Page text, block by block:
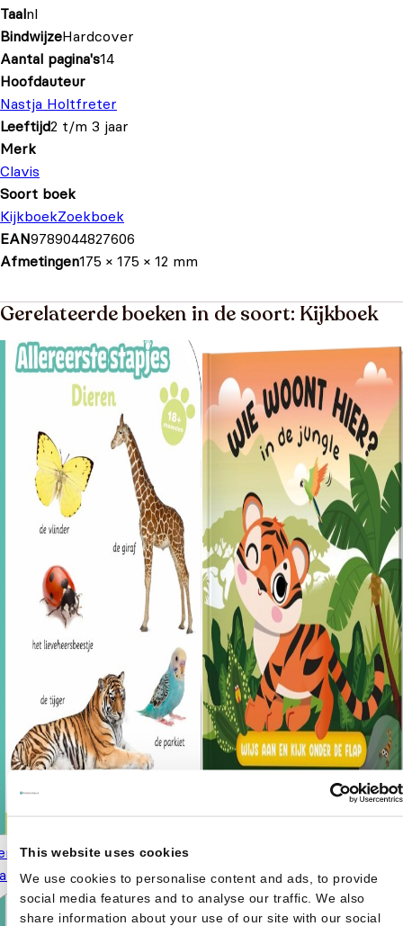
This website uses cookies
We use cookies to personalise content and ads, to provide
social media features and to analyse our traffic. We also
share information about your use of our site with our social
Taalnl
BindwijzeHardcover
Aantal pagina's14
Hoofdauteur
Nastja Holtfreter
Leeftijd2 t/m 3 jaar
Merk
Clavis
Soort boek
KijkboekZoekboek
EAN9789044827606
Afmetingen175 × 175 × 12 mm
Gerelateerde boeken in de soort: Kijkboek
stapjes - Dieren 18+
€5,99 €9,99 Oorspronkelijke prijs
was: €9,99.
€6,99 Huidige prijs is:
€6,99.